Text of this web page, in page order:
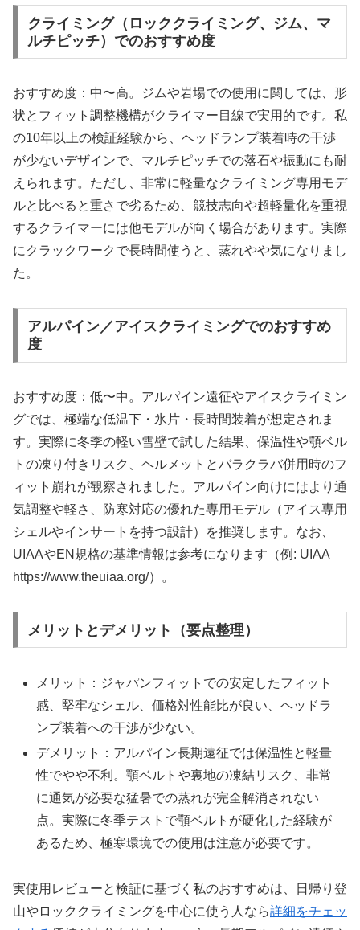
クライミング（ロッククライミング、ジム、マ
ルチピッチ）でのおすすめ度
おすすめ度：中〜高。ジムや岩場での使用に関しては、形
状とフィット調整機構がクライマー目線で実用的です。私
の10年以上の検証経験から、ヘッドランプ装着時の干渉
が少ないデザインで、マルチピッチでの落石や振動にも耐
えられます。ただし、非常に軽量なクライミング専用モデ
ルと比べると重さで劣るため、競技志向や超軽量化を重視
するクライマーには他モデルが向く場合があります。実際
にクラックワークで長時間使うと、蒸れやや気になりまし
た。
アルパイン／アイスクライミングでのおすすめ
度
おすすめ度：低〜中。アルパイン遠征やアイスクライミン
グでは、極端な低温下・氷片・長時間装着が想定されま
す。実際に冬季の軽い雪壁で試した結果、保温性や顎ベル
トの凍り付きリスク、ヘルメットとバラクラバ併用時のフ
ィット崩れが観察されました。アルパイン向けにはより通
気調整や軽さ、防寒対応の優れた専用モデル（アイス専用
シェルやインサートを持つ設計）を推奨します。なお、
UIAAやEN規格の基準情報は参考になります（例: UIAA
https://www.theuiaa.org/）。
メリットとデメリット（要点整理）
メリット：ジャパンフィットでの安定したフィット
感、堅牢なシェル、価格対性能比が良い、ヘッドラ
ンプ装着への干渉が少ない。
デメリット：アルパイン長期遠征では保温性と軽量
性でやや不利。顎ベルトや裏地の凍結リスク、非常
に通気が必要な猛暑での蒸れが完全解消されない
点。実際に冬季テストで顎ベルトが硬化した経験が
あるため、極寒環境での使用は注意が必要です。
実使用レビューと検証に基づく私のおすすめは、日帰り登
山やロッククライミングを中心に使う人なら詳細をチェッ